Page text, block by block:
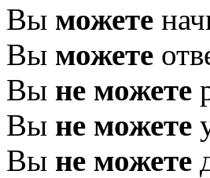
Вы можете
Вы можете
Вы не можете
Вы не можете
Вы не можете